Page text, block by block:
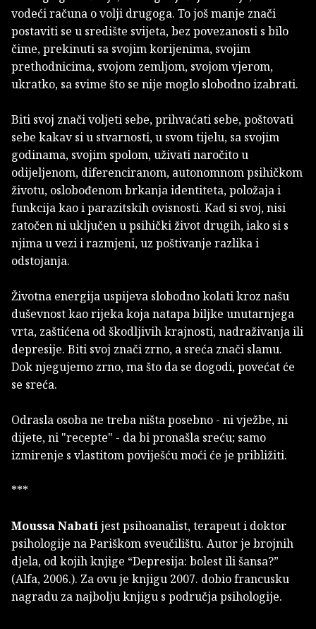
vodeći računa o volji drugoga. To još manje znači
postaviti se u središte svijeta, bez povezanosti s bilo
čime, prekinuti sa svojim korijenima, svojim
prethodnicima, svojom zemljom, svojom vjerom,
ukratko, sa svime što se nije moglo slobodno izabrati.
Biti svoj znači voljeti sebe, prihvaćati sebe, poštovati
sebe kakav si u stvarnosti, u svom tijelu, sa svojim
godinama, svojim spolom, uživati naročito u
odijeljenom, diferenciranom, autonomnom psihičkom
životu, oslobođenom brkanja identiteta, položaja i
funkcija kao i parazitskih ovisnosti. Kad si svoj, nisi
zatočen ni uključen u psihički život drugih, iako si s
njima u vezi i razmjeni, uz poštivanje razlika i
odstojanja.
Životna energija uspijeva slobodno kolati kroz našu
duševnost kao rijeka koja natapa biljke unutarnjega
vrta, zaštićena od škodljivih krajnosti, nadraživanja ili
depresije. Biti svoj znači zrno, a sreća znači slamu.
Dok njegujemo zrno, ma što da se dogodi, povećat će
se sreća.
Odrasla osoba ne treba ništa posebno - ni vježbe, ni
dijete, ni "recepte" - da bi pronašla sreću; samo
izmirenje s vlastitom poviješću moći će je približiti.
***
Moussa Nabatijest psihoanalist, terapeut i doktor
psihologije na Pariškom sveučilištu. Autor je brojnih
djela, od kojih knjige “Depresija: bolest ili šansa?”
(Alfa, 2006.). Za ovu je knjigu 2007. dobio francusku
nagradu za najbolju knjigu s područja psihologije.